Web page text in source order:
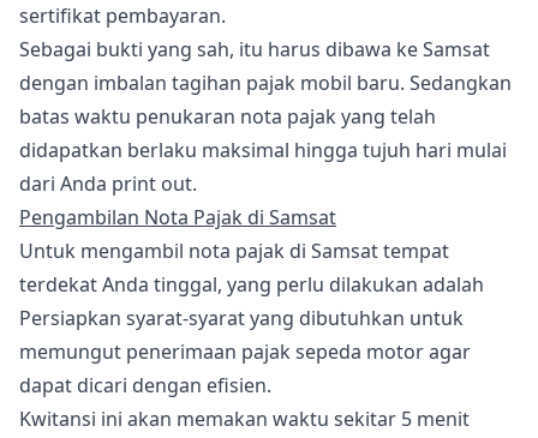
sertifikat pembayaran.
Sebagai bukti yang sah, itu harus dibawa ke Samsat
dengan imbalan tagihan pajak mobil baru. Sedangkan
batas waktu penukaran nota pajak yang telah
didapatkan berlaku maksimal hingga tujuh hari mulai
dari Anda print out.
Pengambilan Nota Pajak di Samsat
Untuk mengambil nota pajak di Samsat tempat
terdekat Anda tinggal, yang perlu dilakukan adalah
Persiapkan syarat-syarat yang dibutuhkan untuk
memungut penerimaan pajak sepeda motor agar
dapat dicari dengan efisien.
Kwitansi ini akan memakan waktu sekitar 5 menit